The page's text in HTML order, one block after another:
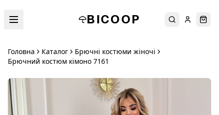
BICOOP ПошукУвійти
Головна Каталог
Брючні костюми жіночі
Брючний костюм кімоно 7161